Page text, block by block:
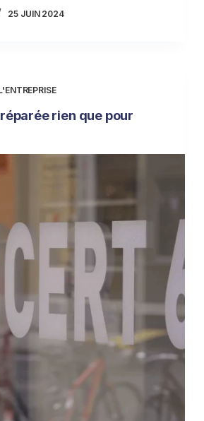
25 JUIN 2024
rien que pour